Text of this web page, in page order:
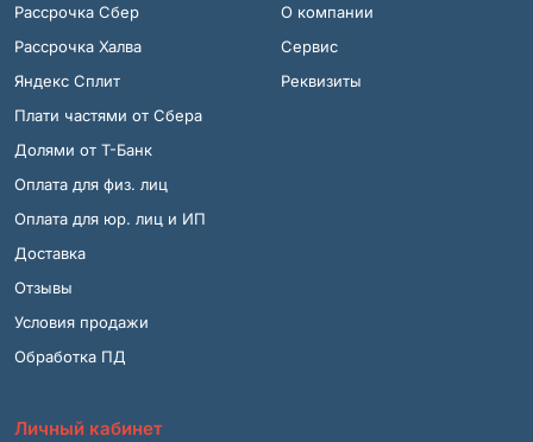
Рассрочка Сбер
Рассрочка Халва
Яндекс Сплит
Плати частями от Сбера
Долями от Т-Банк
Оплата для физ. лиц
Оплата для юр. лиц и ИП
Доставка
Отзывы
Условия продажи
Обработка ПД
О компании
Сервис
Реквизиты
Личный кабинет